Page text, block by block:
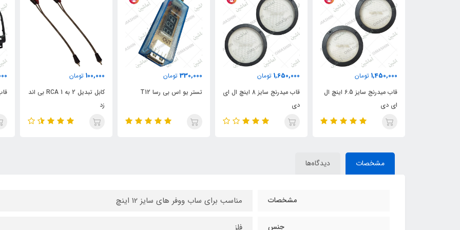
1,450,000 تومان
قاب میدرنج سایز 6.5 اینچ ال
ای دی
1,650,000 تومان
قاب میدرنج سایز 8 اینچ ال ای
دی
330,000 تومان
تستر یو اس بی رسا T12
100,000 تومان
کابل تبدیل 2 به 1 RCA بی اند
زد
مشخصات دیدگاه‌ها
مشخصات مناسب برای ساب ووفر های سایز 12 اینچ
جنس فلز